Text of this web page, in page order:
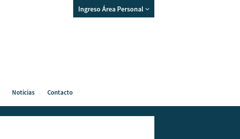
Ingreso Área Personal
Noticias Contacto